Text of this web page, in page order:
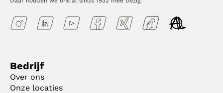
Bedrijf
Over ons
Onze locaties